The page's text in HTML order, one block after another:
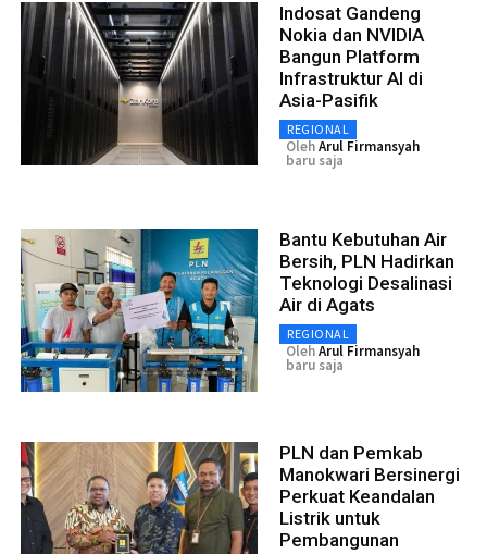
Indosat Gandeng
Nokia dan NVIDIA
Bangun Platform
Infrastruktur AI di
Asia-Pasifik
REGIONAL
OlehArul Firmansyah
baru saja
Bantu Kebutuhan Air
Bersih, PLN Hadirkan
Teknologi Desalinasi
Air di Agats
REGIONAL
OlehArul Firmansyah
baru saja
PLN dan Pemkab
Manokwari Bersinergi
Perkuat Keandalan
Listrik untuk
Pembangunan